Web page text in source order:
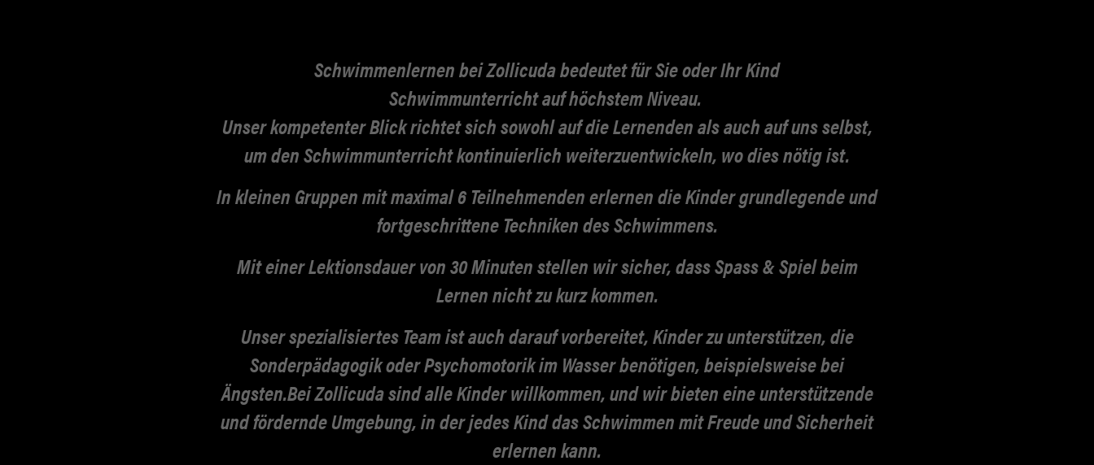
TERMIN VEREINBAREN
NEWS
JOBS
ÜBER UNS
KONTAKT
ANERKENNUNG
Schwimmenlernen bei Zollicuda bedeutet für Sie oder Ihr Kind
Schwimmunterricht auf höchstem Niveau.
Unser kompetenter Blick richtet sich sowohl auf die Lernenden alsauch auf uns selbst,
um den Schwimmunterricht kontinuierlich weiterzuentwickeln, wo dies nötig ist.
In kleinen Gruppen mit maximal 6 Teilnehmenden erlernen die Kinder grundlegendeund
fortgeschrittene Techniken des Schwimmens.
Mit einer Lektionsdauer von 30 Minuten stellen wir sicher,dass Spass & Spiel beim
Lernen nicht zu kurz kommen.
Unser spezialisiertes Team ist auch darauf vorbereitet, Kinder zu unterstützen,die
Sonderpädagogik oder Psychomotorik im Wasser benötigen, beispielsweise bei
Ängsten.Bei Zollicuda sind alle Kinder willkommen, und wir bieten eine unterstützende
undfördernde Umgebung, in der jedes Kind das Schwimmen mit Freude und Sicherheit
erlernen kann.